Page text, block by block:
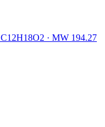
C12H18O2 · MW 194.27